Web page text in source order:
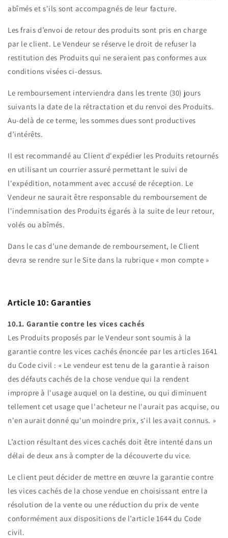
abîmés et s'ils sont accompagnés de leur facture.
Les frais d’envoi de retour des produits sont pris en charge
par le client. Le Vendeur se réserve le droit de refuser la
restitution des Produits qui ne seraient pas conformes aux
conditions visées ci-dessus.
Le remboursement interviendra dans les trente (30) jours
suivants la date de la rétractation et du renvoi des Produits.
Au-delà de ce terme, les sommes dues sont productives
d’intérêts.
Il est recommandé au Client d'expédier les Produits retournés
en utilisant un courrier assuré permettant le suivi de
l'expédition, notamment avec accusé de réception. Le
Vendeur ne saurait être responsable du remboursement de
l'indemnisation des Produits égarés à la suite de leur retour,
volés ou abîmés.
Dans le cas d’une demande de remboursement, le Client
devra se rendre sur le Site dans la rubrique « mon compte »
Article 10: Garanties
10.1. Garantie contre les vices cachés
Les Produits proposés par le Vendeur sont soumis à la
garantie contre les vices cachés énoncée par les articles 1641
du Code civil : « Le vendeur est tenu de la garantie à raison
des défauts cachés de la chose vendue qui la rendent
impropre à l'usage auquel on la destine, ou qui diminuent
tellement cet usage que l'acheteur ne l'aurait pas acquise, ou
n'en aurait donné qu'un moindre prix, s'il les avait connus. »
L’action résultant des vices cachés doit être intenté dans un
délai de deux ans à compter de la découverte du vice.
Le client peut décider de mettre en œuvre la garantie contre
les vices cachés de la chose vendue en choisissant entre la
résolution de la vente ou une réduction du prix de vente
conformément aux dispositions de l’article 1644 du Code
civil.